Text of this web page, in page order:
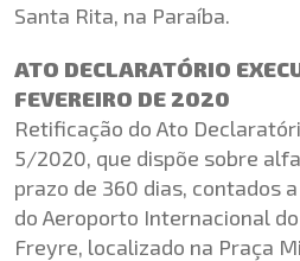
Santa Rita, na Paraíba.
ATO DECLARATÓRIO
FEVEREIRO DE 2020
Retificação do Ato
5/2020, que dispõe sobre
prazo de 360 dias, contados
do Aeroporto Internacional
Freyre, localizado na Praça